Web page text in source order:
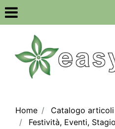
Open
Home
Catalogo articoli
Festività, Eventi,